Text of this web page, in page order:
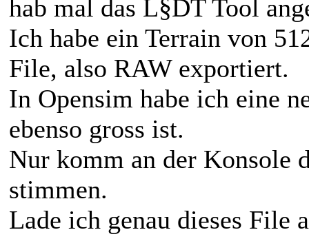
hab mal das L§DT Tool
Ich habe ein Terrain von
File, also RAW exportiert.
In Opensim habe ich eine
ebenso gross ist.
Nur komm an der Konsole
stimmen.
Lade ich genau dieses File